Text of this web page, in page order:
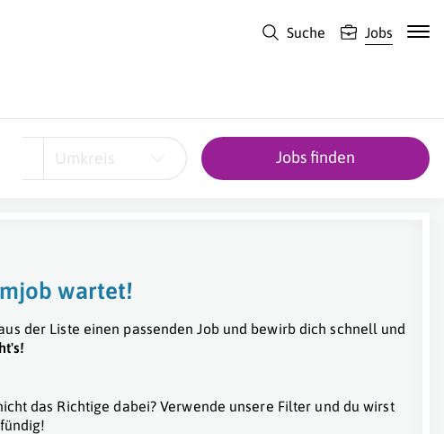
Suche Jobs
Umkreis Jobs finden
wartet!
der Liste einen passenden Job und bewirb dich schnell und
das Richtige dabei? Verwende unsere Filter und du wirst